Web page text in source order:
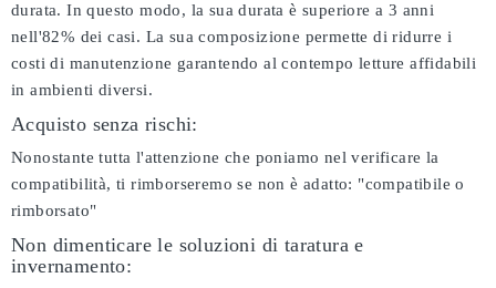
durata. In questo modo, la sua durata è superiore a 3 anni
nell'82% dei casi. La sua composizione permette di ridurre i
costi di manutenzione garantendo al contempo letture affidabili
in ambienti diversi.
Acquisto senza rischi:
Nonostante tutta l'attenzione che poniamo nel verificare la
compatibilità, ti rimborseremo se non è adatto: "compatibile o
rimborsato"
Non dimenticare le soluzioni di taratura e
invernamento: